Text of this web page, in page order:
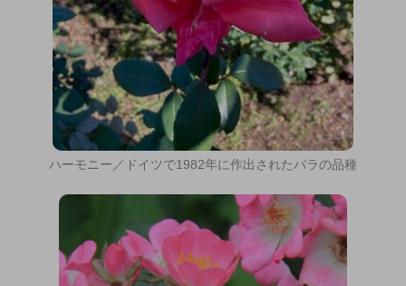
ハーモニー／ドイツで1982年に作出されたバラの品種